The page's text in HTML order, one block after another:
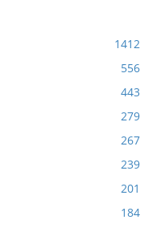
1412
556
443
279
267
239
201
184